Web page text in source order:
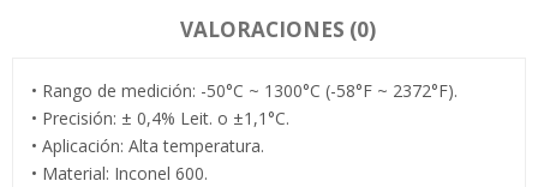
VALORACIONES (0)
• Rango de medición: -50°C ~ 1300°C (-58°F ~ 2372°F).
• Precisión: ± 0,4% Leit. o ±1,1°C.
• Aplicación: Alta temperatura.
• Material: Inconel 600.